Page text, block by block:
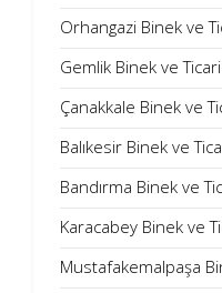
Orhangazi Binek ve
Gemlik Binek ve
Çanakkale Binek ve
Balıkesir Binek ve
Bandırma Binek ve
Karacabey Binek ve
Mustafakemalpaşa